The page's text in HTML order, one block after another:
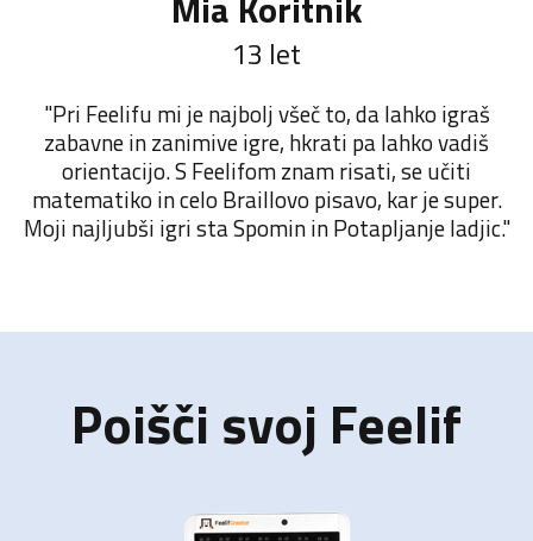
13 let
"Pri Feelifu mi je najbolj všeč to, da lahko igraš
zabavne in zanimive igre, hkrati pa lahko vadiš
orientacijo. S Feelifom znam risati, se učiti
matematiko in celo Braillovo pisavo, kar je super.
Moji najljubši igri sta Spomin in Potapljanje ladjic."
Poišči svoj Feelif